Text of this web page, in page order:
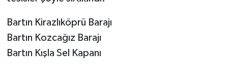
Bartın Kirazlıköprü Barajı
Bartın Kozcağız Barajı
Bartın Kışla Sel Kapanı